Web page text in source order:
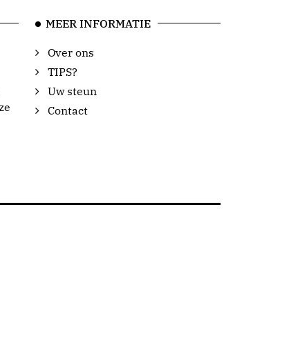
MEER INFORMATIE
Over ons
TIPS?
Uw steun
Contact